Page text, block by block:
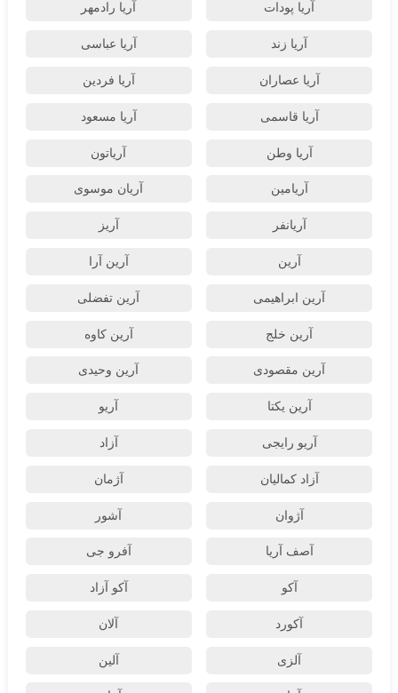
آریا پودات آریا رادمهر
آریا زند آریا عباسی
آریا عصاران آریا فردین
آریا قاسمی آریا مسعود
آریا وطن آریاتون
آریامین آریان موسوی
آریانفر آریز
آرین آرین آرا
آرین ابراهیمی آرین تفضلی
آرین خلج آرین کاوه
آرین مقصودی آرین وحیدی
آرین یکتا آریو
آریو رایجی آزاد
آزاد کمالیان آژمان
آژوان آشور
آصف آریا آفرو جی
آکو آکو آزاد
آکورد آلان
آلزی آلین